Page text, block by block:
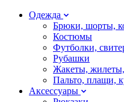
Одежда
Брюки, шорты,
Костюмы
Футболки,
Рубашки
Жакеты,
Пальто, плащи,
Аксессуары